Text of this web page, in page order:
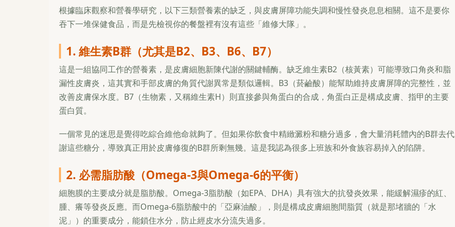
根據臨床觀察和營養學研究，以下三類營養素的缺乏，與皮膚屏障功能失調和慢性發炎息息相關。這不是要你
吞下一堆保健食品，而是先檢視你的餐盤裡有沒有這些「維修大隊」。
1. 維生素B群（尤其是B2、B3、B6、B7）
這是一組協同工作的營養素，是皮膚細胞新陳代謝的關鍵輔酶。缺乏維生素B2（核黃素）可能導致口角炎和脂
漏性皮膚炎，這其實和手部皮膚的角質代謝異常是類似邏輯。B3（菸鹼酸）能幫助維持皮膚屏障的完整性，並
改善皮膚保水度。B7（生物素，又稱維生素H）則直接參與角蛋白的合成，角蛋白正是構成皮膚、指甲的主要
蛋白質。
一個常見的迷思是覺得吃綜合維他命就夠了。但如果你飲食中精緻澱粉和糖分過多，會大量消耗體內的B群去代
謝這些糖分，導致真正用於皮膚修復的B群所剩無幾。這是我認為很多上班族和外食族容易掉入的陷阱。
2. 必需脂肪酸（Omega-3與Omega-6的平衡）
細胞膜的主要成分就是脂肪酸。Omega-3脂肪酸（如EPA、DHA）具有強大的抗發炎效果，能緩解濕疹的紅、
腫、癢等發炎反應。而Omega-6脂肪酸中的「亞麻油酸」，則是構成皮膚細胞間脂質（就是那堵牆的「水
泥」）的重要成分，能鎖住水分，防止經皮水分流失過多。